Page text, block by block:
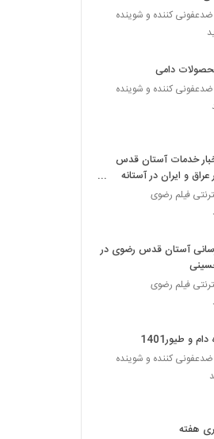
کننده و شوینده
دامی
کننده و شوینده
خدمات آستان قدس
و ایران در آستانه
فیلم رضوی
آستان قدس رضوی در
فیلم رضوی
و طیور1401
کننده و شوینده
هفته